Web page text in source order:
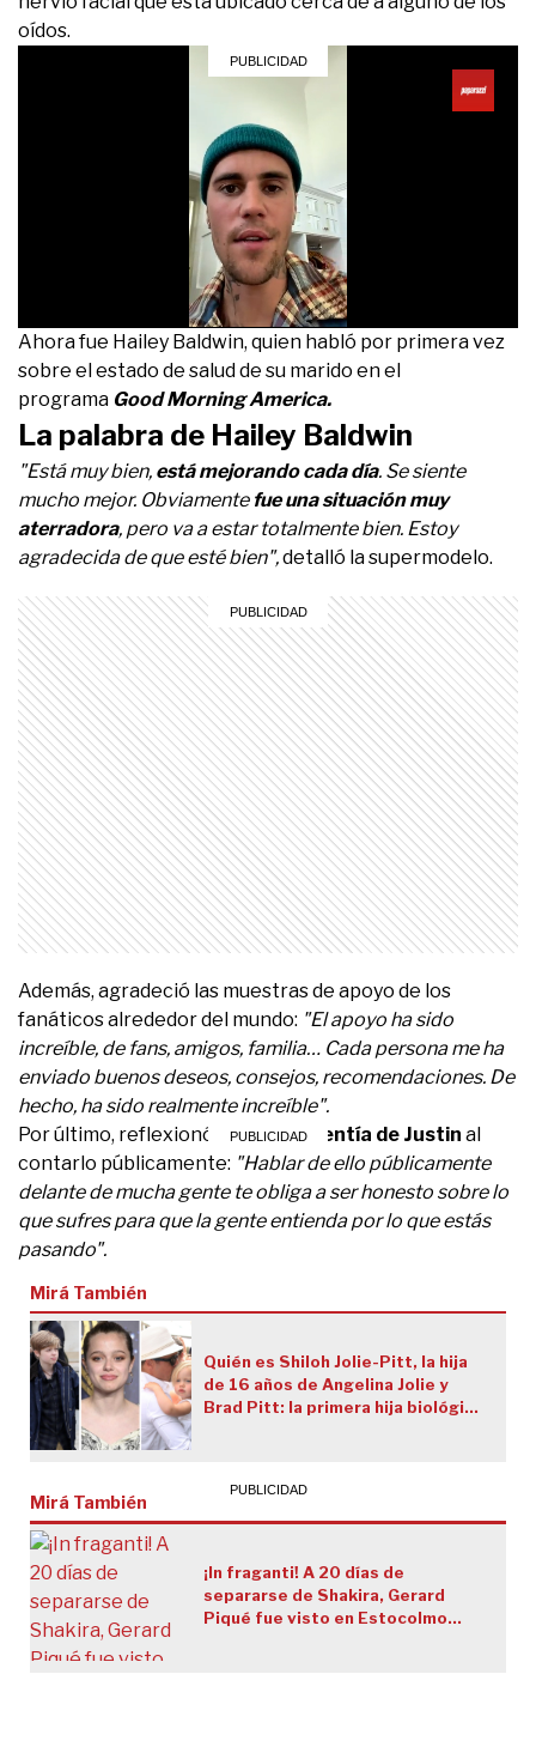
oídos.
0
seconds
of
2
minutes,
54
seconds
Ahora fue Hailey Baldwin, quien habló por primera vez
sobre el estado de salud de su marido en el
programa Good Morning America.
La palabra de Hailey Baldwin
"Está muy bien, está mejorando cada día. Se siente
mucho mejor. Obviamente fue una situación muy
aterradora, pero va a estar totalmente bien. Estoy
agradecida de que esté bien",detalló la supermodelo.
Además, agradeció las muestras de apoyo de los
fanáticos alrededor del mundo: "El apoyo ha sido
increíble, de fans, amigos, familia… Cada persona me ha
enviado buenos deseos, consejos, recomendaciones. De
hecho, ha sido realmente increíble".
Por último, reflexionó sobre lavalentía de Justin al
contarlo públicamente: "Hablar de ello públicamente
delante de mucha gente te obliga a ser honesto sobre lo
que sufres para que la gente entienda por lo que estás
pasando".
Mirá También
Quién es Shiloh Jolie-Pitt, la hija
de 16 años de Angelina Jolie y
Brad Pitt: la primera hija biológica
Mirá También
¡In fraganti! A 20 días de
separarse de Shakira, Gerard
Piqué fue visto en Estocolmo